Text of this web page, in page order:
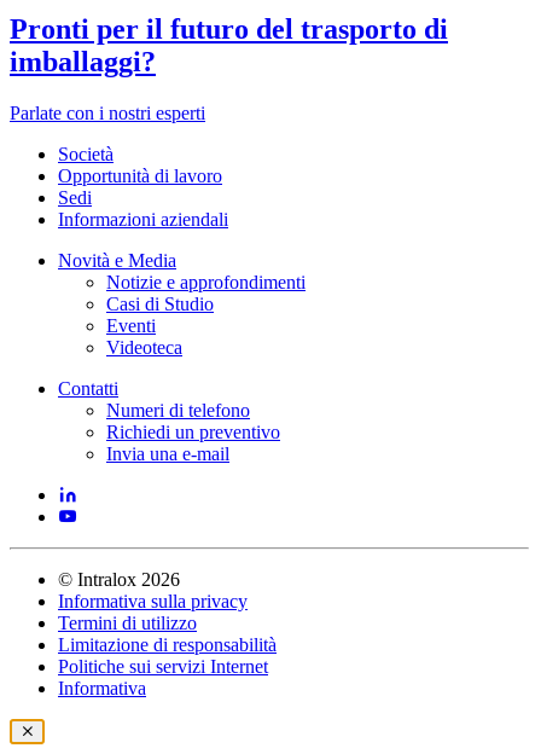
Pronti per il futuro del trasporto di
imballaggi?
Parlate con i nostri esperti
Società
Opportunità di lavoro
Sedi
Informazioni aziendali
Novità e Media
Notizie e approfondimenti
Casi di Studio
Eventi
Videoteca
Contatti
Numeri di telefono
Richiedi un preventivo
Invia una e-mail
© Intralox 2026
Informativa sulla privacy
Termini di utilizzo
Limitazione di responsabilità
Politiche sui servizi Internet
Informativa